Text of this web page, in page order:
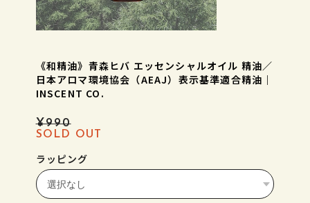
《和精油》青森ヒバ エッセンシャルオイル 精油／
日本アロマ環境協会（AEAJ）表示基準適合精油｜
INSCENT CO.
¥990
SOLD OUT
ラッピング